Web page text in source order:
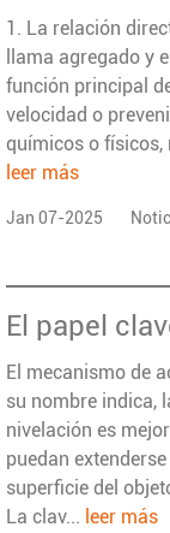
1. La relación
llama agregado y
función principal
velocidad o
químicos o físicos,
leer más
Jan 07-2025
El mecanismo de
su nombre indica,
nivelación es
puedan
superficie del
La clav... leer más